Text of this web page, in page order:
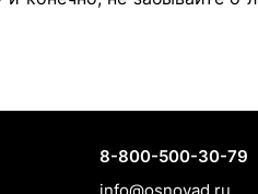
8-800-500-30-79